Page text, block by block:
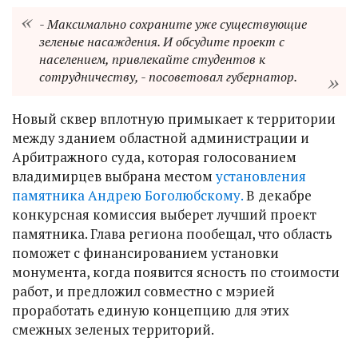
- Максимально сохраните уже существующие
зеленые насаждения. И обсудите проект с
населением, привлекайте студентов к
сотрудничеству, - посоветовал губернатор.
Новый сквер вплотную примыкает к территории
между зданием областной администрации и
Арбитражного суда, которая голосованием
владимирцев выбрана местомустановления
памятника Андрею Боголюбскому.В декабре
конкурсная комиссия выберет лучший проект
памятника. Глава региона пообещал, что область
поможет с финансированием установки
монумента, когда появится ясность по стоимости
работ, и предложил совместно с мэрией
проработать единую концепцию для этих
смежных зеленых территорий.